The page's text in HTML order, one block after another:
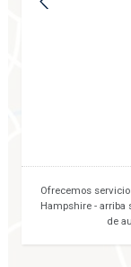
Ofrecemos
Hampshire - arriba
de